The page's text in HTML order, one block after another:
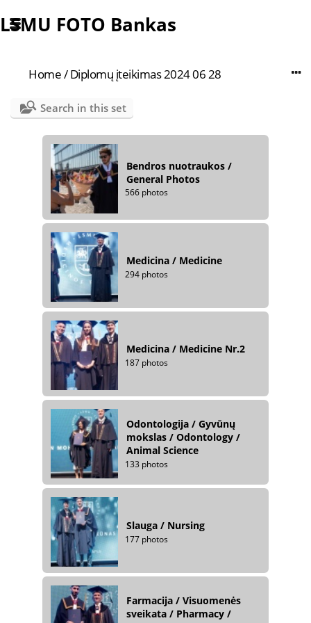
LSMU FOTO Bankas
Home/Diplomų įteikimas 2024 06 28
Search in this set
Bendros nuotraukos /
General Photos
566 photos
Medicina / Medicine
294 photos
Medicina / Medicine Nr.2
187 photos
Odontologija / Gyvūnų
mokslas / Odontology /
Animal Science
133 photos
Slauga / Nursing
177 photos
Farmacija / Visuomenės
sveikata / Pharmacy /